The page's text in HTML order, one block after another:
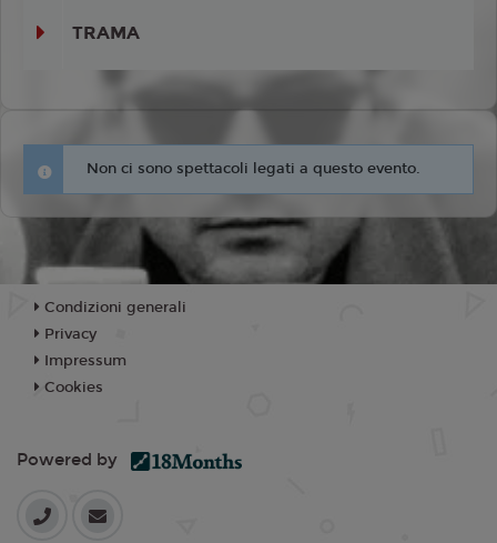
TRAMA
Non ci sono spettacoli legati a questo evento.
Condizioni generali
Privacy
Impressum
Cookies
Powered by